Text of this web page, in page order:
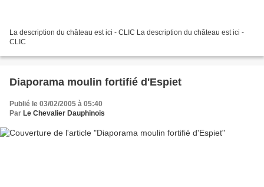
La description du château est ici - CLIC La description du château est ici -
CLIC
Diaporama moulin fortifié d'Espiet
Publié le 03/02/2005 à 05:40
Par Le Chevalier Dauphinois